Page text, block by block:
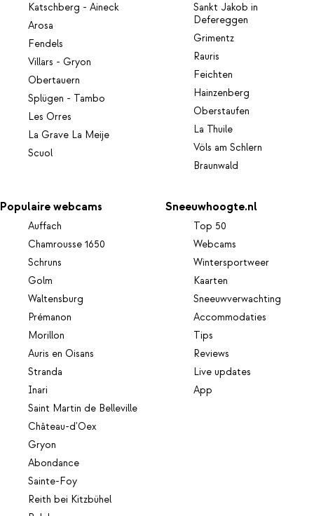
Katschberg - Aineck
Arosa
Fendels
Villars - Gryon
Obertauern
Splügen - Tambo
Les Orres
La Grave La Meije
Scuol
Sankt Jakob in
Defereggen
Grimentz
Rauris
Feichten
Hainzenberg
Oberstaufen
La Thuile
Völs am Schlern
Braunwald
Populaire webcams
Auffach
Chamrousse 1650
Schruns
Golm
Waltensburg
Prémanon
Morillon
Auris en Oisans
Stranda
Inari
Saint Martin de Belleville
Château-d'Oex
Gryon
Abondance
Sainte-Foy
Reith bei Kitzbühel
Sneeuwhoogte.nl
Top 50
Webcams
Wintersportweer
Kaarten
Sneeuwverwachting
Accommodaties
Tips
Reviews
Live updates
App